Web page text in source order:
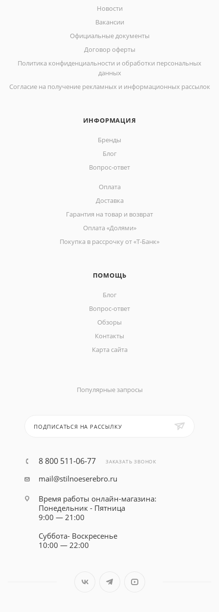
Новости
Вакансии
Официальные документы
Договор оферты
Политика конфиденциальности и обработки персональных
данных
Согласие на получение рекламных и информационных рассылок
ИНФОРМАЦИЯ
Бренды
Блог
Вопрос-ответ
Оплата
Доставка
Гарантия на товар и возврат
Оплата «Долями»
Покупка в рассрочку от «Т-Банк»
ПОМОЩЬ
Блог
Вопрос-ответ
Обзоры
Контакты
Карта сайта
Популярные запросы
ПОДПИСАТЬСЯ НА РАССЫЛКУ
8 800 511-06-77 ЗАКАЗАТЬ ЗВОНОК
mail@stilnoeserebro.ru
Время работы онлайн-магазина:
Понедельник - Пятница
9:00 — 21:00
Суббота- Воскресенье
10:00 — 22:00